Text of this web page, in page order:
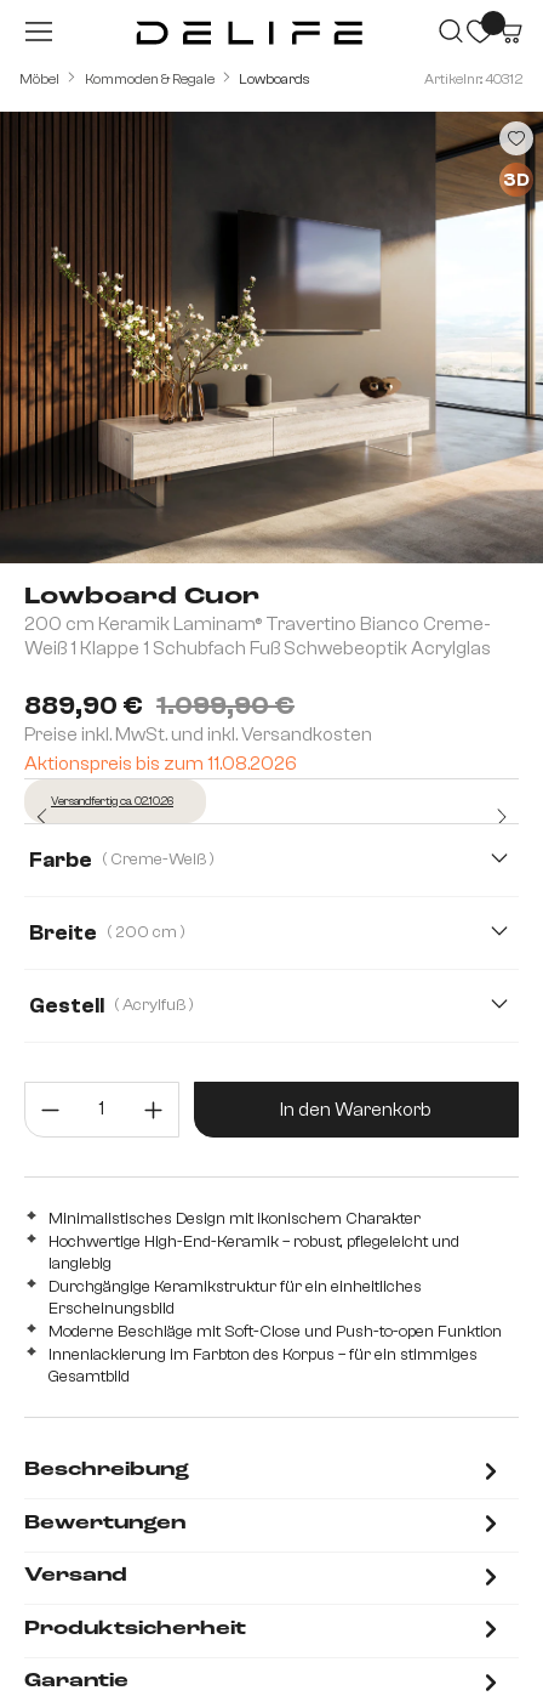
Zum Hauptinhalt springen
Möbel Kommoden & Regale Lowboards Artikelnr.: 40312
Lowboard Cuor
200 cm Keramik Laminam® Travertino Bianco Creme-
Weiß 1 Klappe 1 Schubfach Fuß Schwebeoptik Acrylglas
889,90 € 1.099,90 €
Preise inkl. MwSt. und inkl. Versandkosten
Aktionspreis bis zum 11.08.2026
Versandfertig ca. 02.10.26
Farbe ( Creme-Weiß )
Breite ( 200 cm )
Gestell ( Acrylfuß )
Produkt Anzahl: Gib den
In den Warenkorb
Minimalistisches Design mit ikonischem Charakter
Hochwertige High-End-Keramik – robust, pflegeleicht und
langlebig
Durchgängige Keramikstruktur für ein einheitliches
Erscheinungsbild
Moderne Beschläge mit Soft-Close und Push-to-open Funktion
Innenlackierung im Farbton des Korpus – für ein stimmiges
Gesamtbild
3D
Beschreibung
Bewertungen
Versand
Produktsicherheit
Garantie